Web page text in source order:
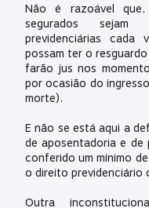
Não é razoável
segurados sejam
previdenciárias
possam ter o
farão jus nos
por ocasião do
morte).
E não se está aqui a
de aposentadoria e de
conferido um mínimo
o direito
Outra